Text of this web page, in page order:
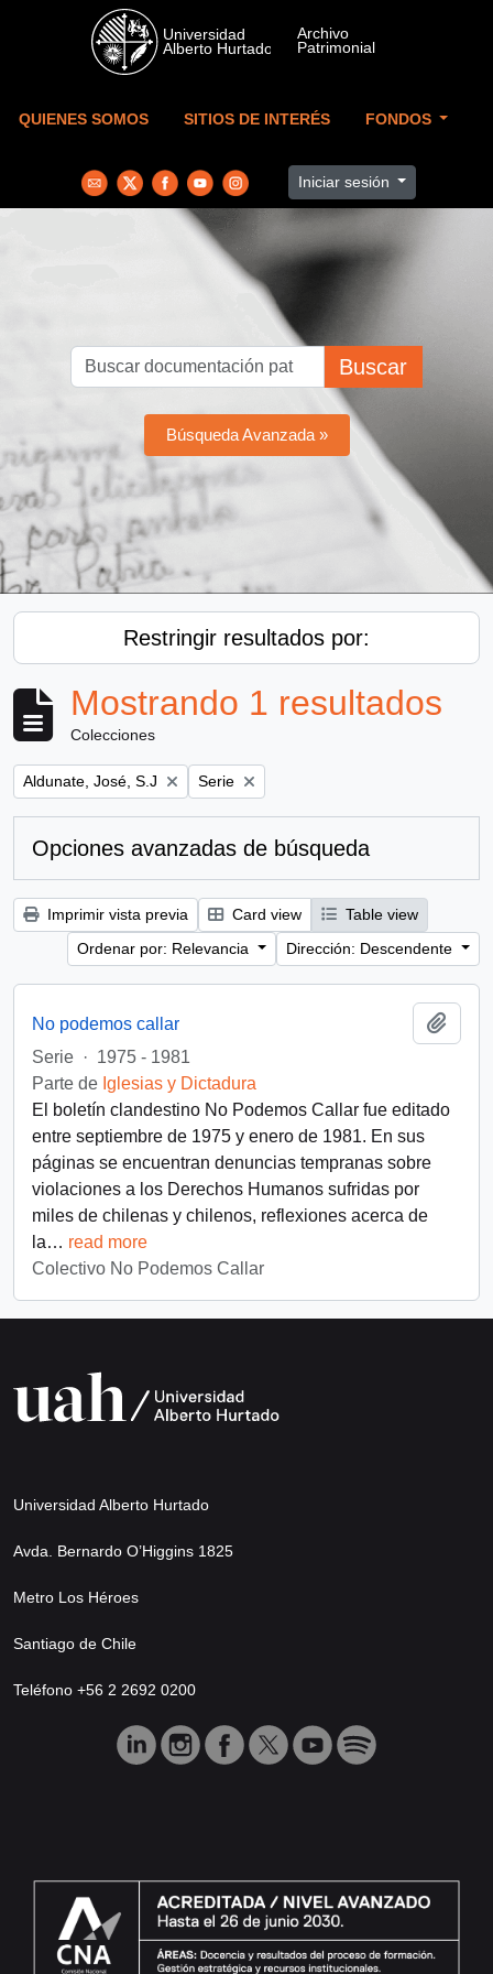
Skip to main content
QUIENES SOMOS SITIOS DE INTERÉS FONDOS
Iniciar sesión
Buscar
Búsqueda Avanzada »
Restringir resultados por:
Mostrando 1 resultados
Colecciones
Remove filter:
Aldunate, José, S.J Remove filter:
Serie
Opciones avanzadas de búsqueda
Imprimir vista previa Card view
Table view
Ordenar por: Relevancia
Dirección: Descendente
No podemos callar
Serie · 1975 - 1981
Parte de Iglesias y Dictadura
El boletín clandestino No Podemos Callar fue editado
entre septiembre de 1975 y enero de 1981. En sus
páginas se encuentran denuncias tempranas sobre
violaciones a los Derechos Humanos sufridas por
miles de chilenas y chilenos, reflexiones acerca de
la… read more
Colectivo No Podemos Callar
Universidad Alberto Hurtado
Avda. Bernardo O’Higgins 1825
Metro Los Héroes
Santiago de Chile
Teléfono +56 2 2692 0200